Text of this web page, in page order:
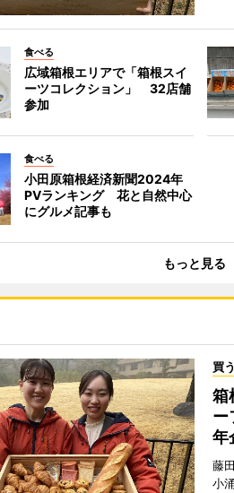
食べる
広域箱根エリアで「箱根スイ
ーツコレクション」 32店舗
参加
食べる
小田原箱根経済新聞2024年
PVランキング 花と自然中心
にグルメ記事も
もっと見る
買う
箱
ー
年
藤
小